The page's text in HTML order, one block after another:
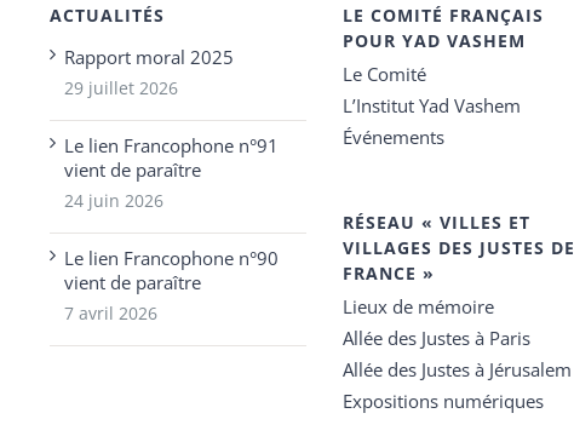
ACTUALITÉS
Rapport moral 2025
29 juillet 2026
Le lien Francophone n°91
vient de paraître
24 juin 2026
Le lien Francophone n°90
vient de paraître
7 avril 2026
LE COMITÉ FRANÇAIS
POUR YAD VASHEM
Le Comité
L’Institut Yad Vashem
Événements
RÉSEAU « VILLES ET
VILLAGES DES JUSTES DE
FRANCE »
Lieux de mémoire
Allée des Justes à Paris
Allée des Justes à Jérusalem
Expositions numériques